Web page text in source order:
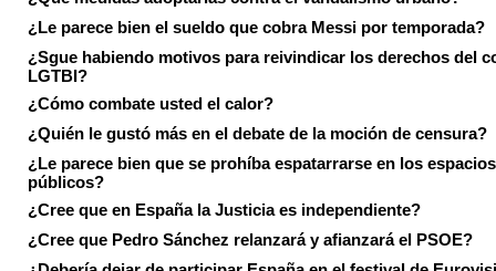
¿Le parece bien el sueldo que cobra Messi por temporada?
¿Sgue habiendo motivos para reivindicar los derechos del
LGTBI?
¿Cómo combate usted el calor?
¿Quién le gustó más en el debate de la moción de censura?
¿Le parece bien que se prohíba espatarrarse en los espacios
públicos?
¿Cree que en España la Justicia es independiente?
¿Cree que Pedro Sánchez relanzará y afianzará el PSOE?